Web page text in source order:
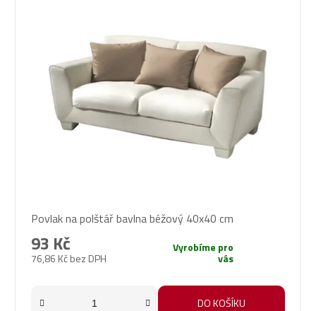
Povlak na polštář bavlna béžový 40x40 cm
76,86 Kč bez DPH
93 Kč Vyrobíme pro
vás
DO KOŠÍKU